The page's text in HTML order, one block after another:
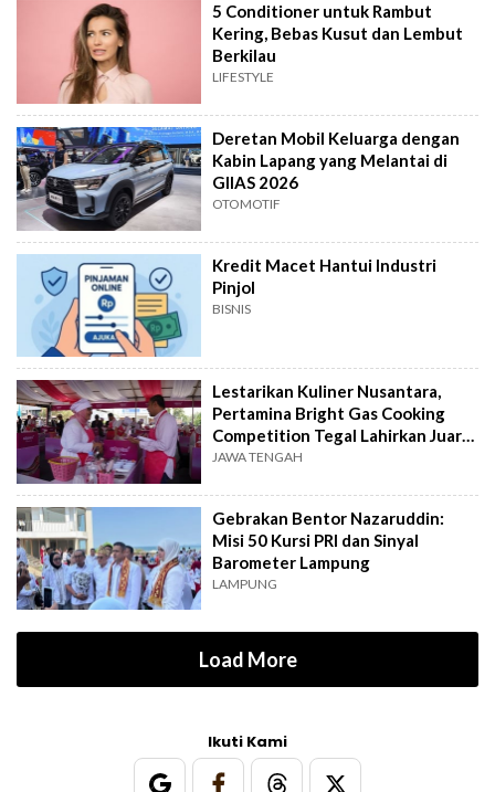
5 Conditioner untuk Rambut
Kering, Bebas Kusut dan Lembut
Berkilau
LIFESTYLE
Deretan Mobil Keluarga dengan
Kabin Lapang yang Melantai di
GIIAS 2026
OTOMOTIF
Kredit Macet Hantui Industri
Pinjol
BISNIS
Lestarikan Kuliner Nusantara,
Pertamina Bright Gas Cooking
Competition Tegal Lahirkan Juara
Baru
JAWA TENGAH
Gebrakan Bentor Nazaruddin:
Misi 50 Kursi PRI dan Sinyal
Barometer Lampung
LAMPUNG
Load More
Ikuti Kami